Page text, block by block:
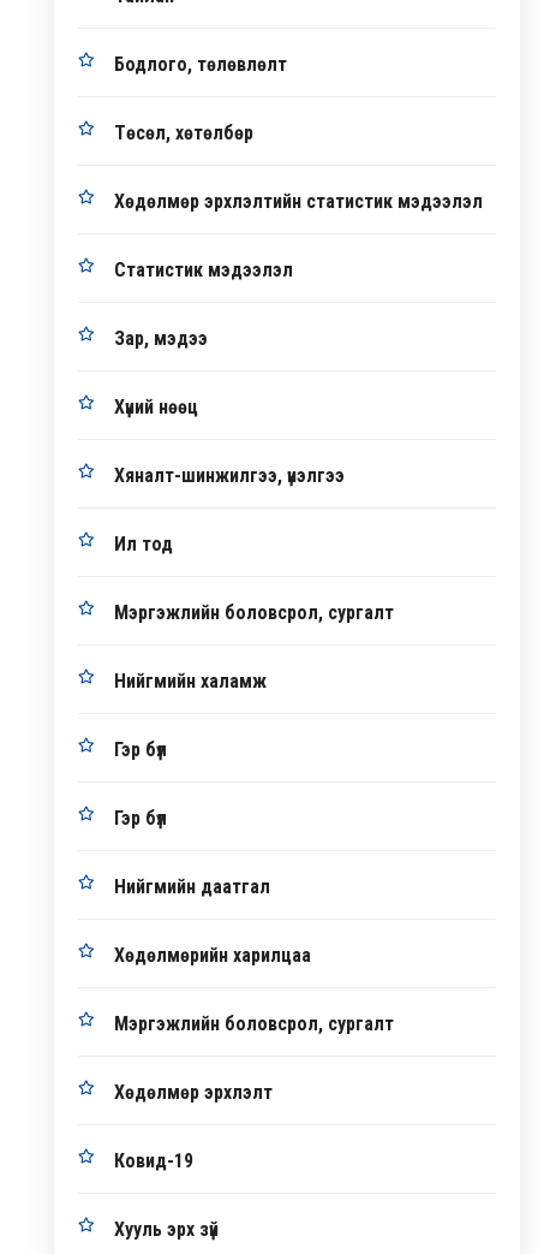
Бодлого, төлөвлөлт
Төсөл, хөтөлбөр
Хөдөлмөр эрхлэлтийн статистик мэдээлэл
Статистик мэдээлэл
Зар, мэдээ
Хүний нөөц
Хяналт-шинжилгээ, үнэлгээ
Ил тод
Мэргэжлийн боловсрол, сургалт
Нийгмийн халамж
Гэр бүл
Гэр бүл
Нийгмийн даатгал
Хөдөлмөрийн харилцаа
Мэргэжлийн боловсрол, сургалт
Хөдөлмөр эрхлэлт
Ковид-19
Хууль эрх зүй